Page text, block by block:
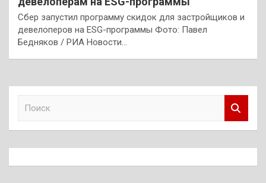
Сбер запустил программу скидок для застройщиков и
девелоперов на ESG-программы Фото: Павел
Бедняков / РИА Новости…
к